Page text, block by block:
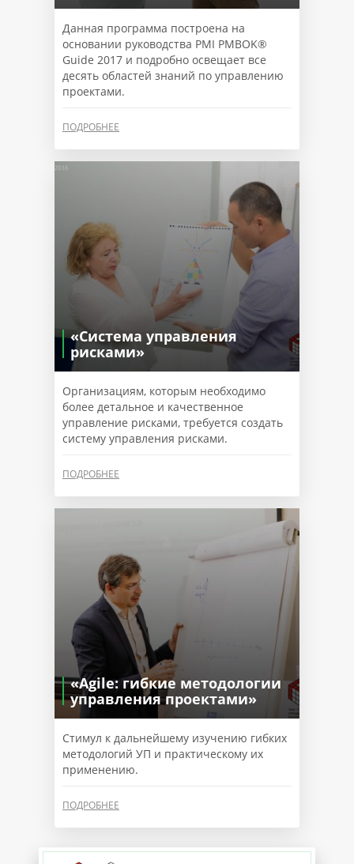
Данная программа построена на
основании руководства PMI PMBOK®
Guide 2017 и подробно освещает все
десять областей знаний по управлению
проектами.
ПОДРОБНЕЕ
«Система управления
рисками»
Организациям, которым необходимо
более детальное и качественное
управление рисками, требуется создать
систему управления рисками.
ПОДРОБНЕЕ
«Agile: гибкие методологии
управления проектами»
Стимул к дальнейшему изучению гибких
методологий УП и практическому их
применению.
ПОДРОБНЕЕ